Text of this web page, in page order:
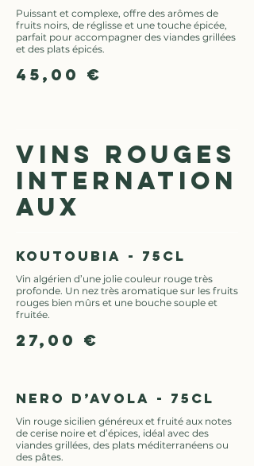
Puissant et complexe, offre des arômes de
fruits noirs, de réglisse et une touche épicée,
parfait pour accompagner des viandes grillées
et des plats épicés.
45,00 €
VINS ROUGES
INTERNATION
AUX
Koutoubia - 75cl
Vin algérien d’une jolie couleur rouge très
profonde. Un nez très aromatique sur les fruits
rouges bien mûrs et une bouche souple et
fruitée.
27,00 €
Nero d’Avola - 75cl
Vin rouge sicilien généreux et fruité aux notes
de cerise noire et d’épices, idéal avec des
viandes grillées, des plats méditerranéens ou
des pâtes.